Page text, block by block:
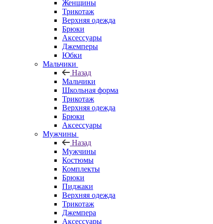
Женщины
Трикотаж
Верхняя одежда
Брюки
Аксессуары
Джемперы
Юбки
Мальчики
Назад
Мальчики
Школьная форма
Трикотаж
Верхняя одежда
Брюки
Аксессуары
Мужчины
Назад
Мужчины
Костюмы
Комплекты
Брюки
Пиджаки
Верхняя одежда
Трикотаж
Джемпера
Аксессуары